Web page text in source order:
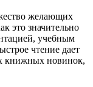
желающих
это значительно
учебным
чтение дает
книжных новинок,